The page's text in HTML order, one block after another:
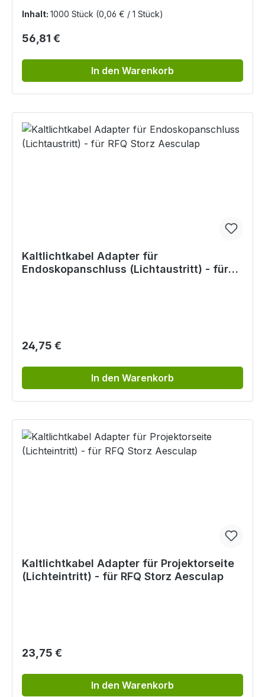
Inhalt: 1000 Stück (0,06 € / 1 Stück)
Regulärer Preis:
56,81 €
In den Warenkorb
Kaltlichtkabel Adapter für
Endoskopanschluss (Lichtaustritt) - für
Regulärer Preis:
24,75 €
In den Warenkorb
Kaltlichtkabel Adapter für Projektorseite
(Lichteintritt) - für RFQ Storz Aesculap
Regulärer Preis:
23,75 €
In den Warenkorb